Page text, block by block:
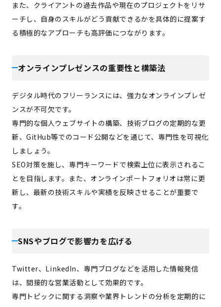
また、クライアントの過去作品や現在のプロジェクトをリサ
ーチし、自身のスキルがどう貢献できるかを具体的に提案す
る積極的なアプローチも高評価につながります。
オンラインプレゼンスの重要性と構築法
デジタル時代のフリーランスには、強力なオンラインプレゼ
ンスが不可欠です。
専門的な個人ウェブサイトの構築、技術ブログの定期的な更
新、GitHub等でのコード公開などを通じて、専門性を可視化
しましょう。
SEO対策を施し、専門キーワードで検索上位に表示されるこ
とを目指します。また、オンラインポートフォリオは常に更
新し、最新の技術スキルや実績を反映させることが重要で
す。
SNSやブログで影響力を広げる
Twitter、LinkedIn、専門ブログなどを活用した情報発信
は、間接的な営業活動として効果的です。
専門トピックに関する洞察や業界トレンドの分析を定期的に